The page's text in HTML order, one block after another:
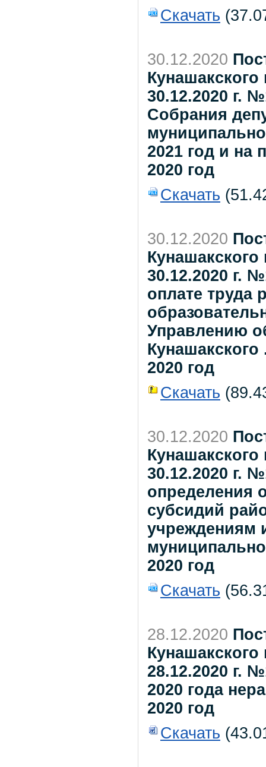
Скачать
30.12.2020
30.12.2020 г.
Собрания
2021 год и на
2020 год
Скачать
30.12.2020
30.12.2020 г.
оплате труда
Управлению
Кунашакского
2020 год
Скачать
30.12.2020
30.12.2020 г.
определения
субсидий
учреждениям
2020 год
Скачать
28.12.2020
28.12.2020 г.
2020 года
2020 год
Скачать